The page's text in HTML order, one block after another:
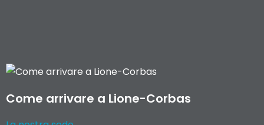
Come arrivare a Lione-Corbas